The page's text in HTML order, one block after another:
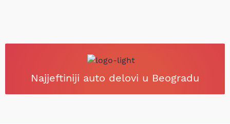
Najjeftiniji auto delovi u Beogradu